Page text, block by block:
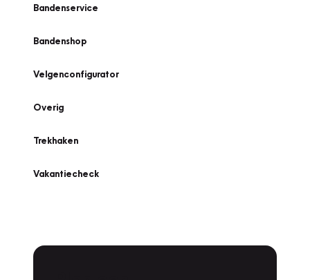
Bandenservice
Bandenshop
Velgenconfigurator
Overig
Trekhaken
Vakantiecheck